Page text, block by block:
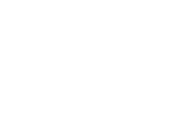
叶鬼运财、木偶杀人、花妖勾魂、
的她被他从死人堆里救出来，蓬头垢面
带自己用程序员身份卧底电诈集团以求